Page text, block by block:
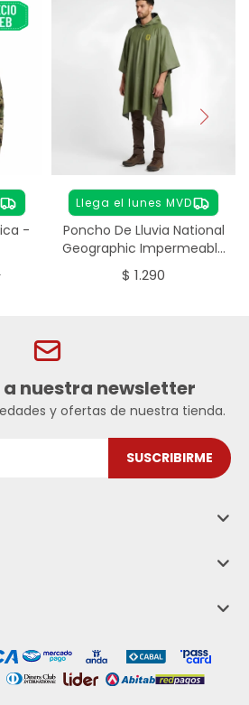
-
Llega el lunes MVD
Poncho De Lluvia National
Geographic Impermeable
- verde
$ 1.290
nuestra newsletter
y ofertas de nuestra tienda.
SUSCRIBIRME